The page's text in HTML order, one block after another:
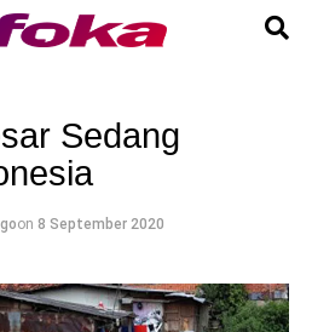
Sedang
on 8 September 2020